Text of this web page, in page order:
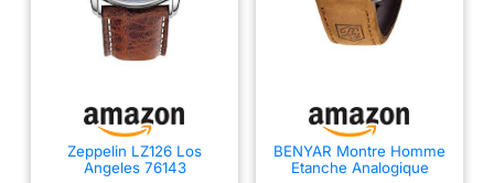
Zeppelin LZ126 Los
Angeles 76143
BENYAR Montre Homme
Etanche Analogique